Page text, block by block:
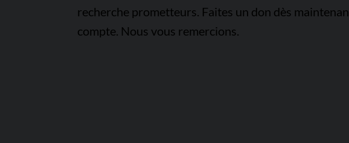
recherche prometteurs. Faites un don dès
compte. Nous vous remercions.